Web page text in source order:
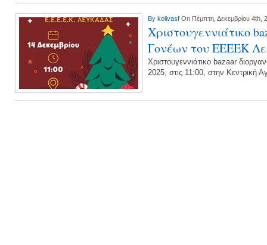
By kolivasf On Πέμπτη, Δεκεμβρίου 4th,
Χριστουγεννιάτικο
Γονέων του ΕΕΕΕΚ
Xριστουγεννιάτικο bazaar
2025, στις 11:00, στην Κεντρική